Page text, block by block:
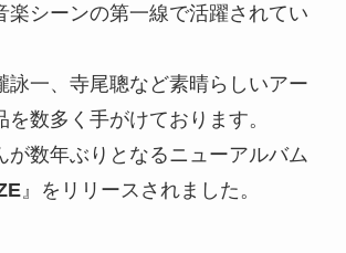
楽シーンの第一線で活躍されてい
詠一、寺尾聰など素晴らしいアー
を数多く手がけております。
が数年ぶりとなるニューアルバム
』をリリースされました。